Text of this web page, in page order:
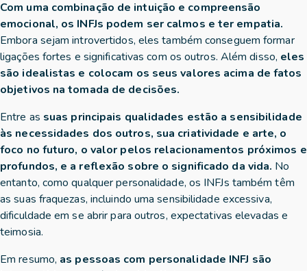
Com uma combinação de intuição e compreensão
emocional, os INFJs podem ser calmos e ter empatia.
Embora sejam introvertidos, eles também conseguem formar
ligações fortes e significativas com os outros. Além disso, eles
são idealistas e colocam os seus valores acima de fatos
objetivos na tomada de decisões.
Entre as suas principais qualidades estão a sensibilidade
às necessidades dos outros, sua criatividade e arte, o
foco no futuro, o valor pelos relacionamentos próximos e
profundos, e a reflexão sobre o significado da vida. No
entanto, como qualquer personalidade, os INFJs também têm
as suas fraquezas, incluindo uma sensibilidade excessiva,
dificuldade em se abrir para outros, expectativas elevadas e
teimosia.
Em resumo, as pessoas com personalidade INFJ são